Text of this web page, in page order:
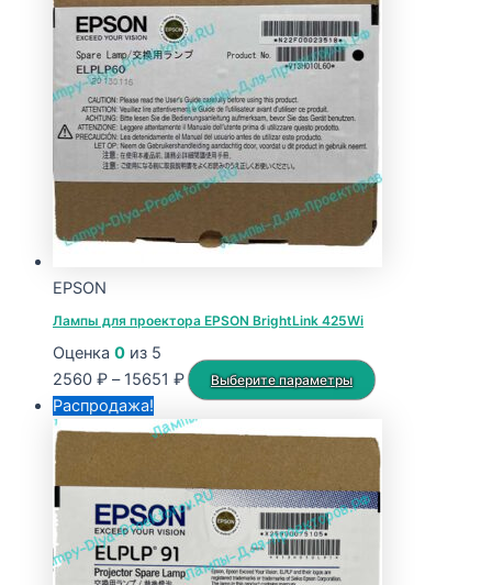
11090 ₽
вариаций.
можно
товара.
EPSON
Лампы для проектора EPSON BrightLink 425Wi
Оценка 0 из 5
2560 ₽ – 15651 ₽Диапазон
цен:
2560 ₽
15651 ₽
Выберите параметры
Этот
несколько
Опции
Распродажа!